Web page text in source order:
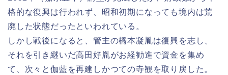
格的な復興は行われず、昭和初期になっても境内は荒
廃した状態だったといわれている。
しかし戦後になると、管主の橋本凝胤は復興を志し、
それを引き継いだ高田好胤がお経勧進で資金を集め
て、次々と伽藍を再建しかつての寺観を取り戻した。